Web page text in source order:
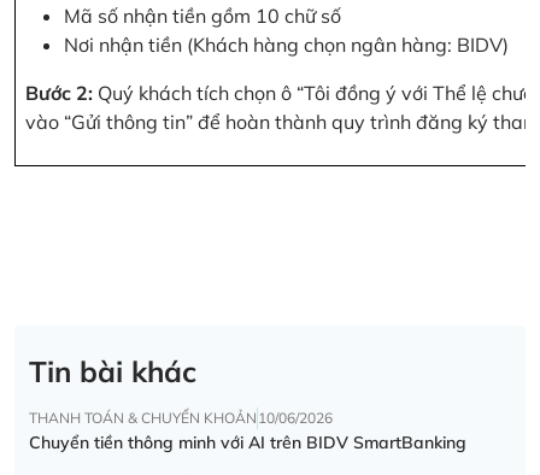
Mã số nhận tiền gồm 10 chữ số
Nơi nhận tiền (Khách hàng chọn ngân hàng: BIDV)
Bước 2: Quý khách tích chọn ô “Tôi đồng ý với Thể lệ
vào “Gửi thông tin” để hoàn thành quy trình đăng ký
Tin bài khác
THANH TOÁN & CHUYỂN KHOẢN 10/06/2026
Chuyển tiền thông minh với AI trên BIDV SmartBanking